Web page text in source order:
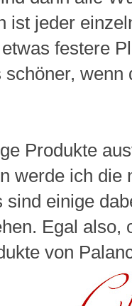
ist jeder
festere
Produkte
werde ich
sind einige
Egal
von